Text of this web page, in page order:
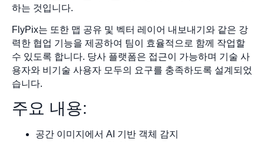
하는 것입니다.
FlyPix는 또한 맵 공유 및 벡터 레이어 내보내기와 같은 강
력한 협업 기능을 제공하여 팀이 효율적으로 함께 작업할
수 있도록 합니다. 당사 플랫폼은 접근이 가능하며 기술 사
용자와 비기술 사용자 모두의 요구를 충족하도록 설계되었
습니다.
주요 내용:
공간 이미지에서 AI 기반 객체 감지